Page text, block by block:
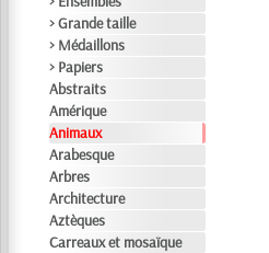
> Grande taille
> Médaillons
> Papiers
Abstraits
Amérique
Animaux
Arabesque
Arbres
Architecture
Aztèques
Carreaux et mosaïque